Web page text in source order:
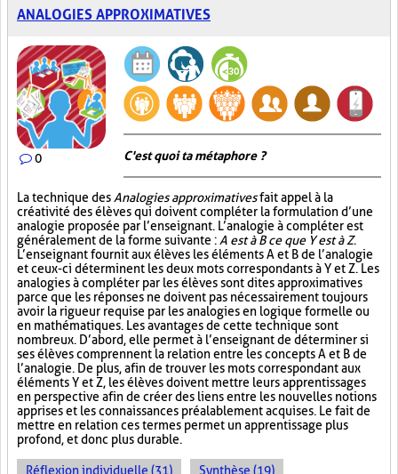
ANALOGIES APPROXIMATIVES
0 C'est quoi ta métaphore ?
La technique des Analogies approximativesfait appel à la
créativité des élèves qui doivent compléter la formulation d’une
analogie proposée par l’enseignant. L’analogie à compléter est
généralement de la forme suivante : A est à B ce que Y est à Z.
L’enseignant fournit aux élèves les éléments A et B de l’analogie
et ceux-ci déterminent les deux mots correspondants à Y et Z. Les
analogies à compléter par les élèves sont dites approximatives
parce que les réponses ne doivent pas nécessairement toujours
avoir la rigueur requise par les analogies en logique formelle ou
en mathématiques. Les avantages de cette technique sont
nombreux. D’abord, elle permet à l’enseignant de déterminer si
ses élèves comprennent la relation entre les concepts A et B de
l’analogie. De plus, afin de trouver les mots correspondant aux
éléments Y et Z, les élèves doivent mettre leurs apprentissages
en perspective afin de créer des liens entre les nouvelles notions
apprises et les connaissances préalablement acquises. Le fait de
mettre en relation ces termes permet un apprentissage plus
profond, et donc plus durable.
Réflexion individuelle (31) Synthèse (19)